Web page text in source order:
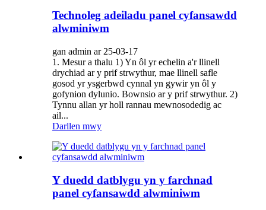
Technoleg adeiladu panel cyfansawdd
alwminiwm
gan admin ar 25-03-17
1. Mesur a thalu 1) Yn ôl yr echelin a'r llinell
drychiad ar y prif strwythur, mae llinell safle
gosod yr ysgerbwd cynnal yn gywir yn ôl y
gofynion dylunio. Bownsio ar y prif strwythur. 2)
Tynnu allan yr holl rannau mewnosodedig ac
ail...
Darllen mwy
Y duedd datblygu yn y farchnad
panel cyfansawdd alwminiwm